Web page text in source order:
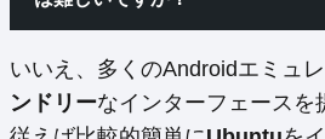
いいえ、多くのAndroidエミュ
ンドリーなインターフェースを